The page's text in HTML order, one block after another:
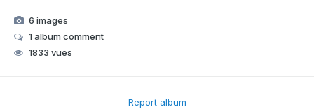
6 images
1 album comment
1833 vues
Report album